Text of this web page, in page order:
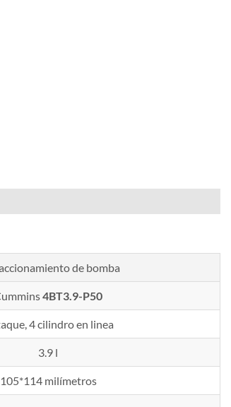
de bomba
4BT3.9-P50
4 cilindro en linea
3.9 l
105*114 milímetros